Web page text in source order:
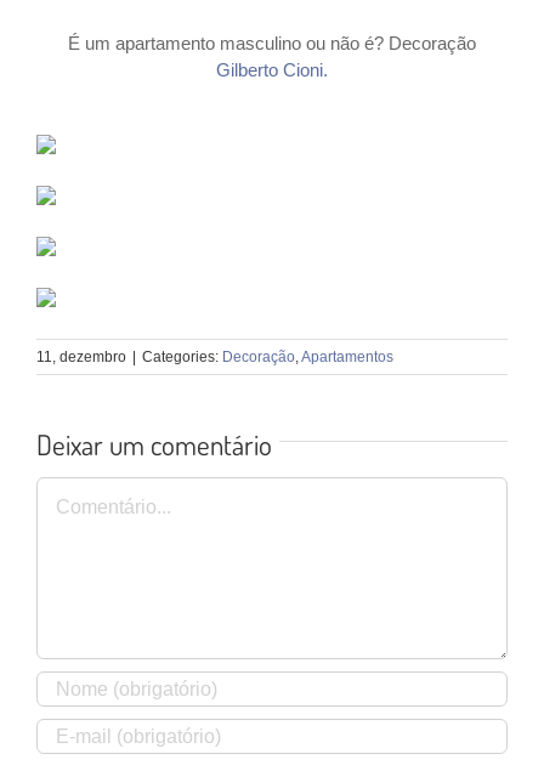
É um apartamento masculino ou não é? Decoração
Gilberto Cioni.
11, dezembro Categories: Decoração,Apartamentos
Deixar um comentário
Comentário